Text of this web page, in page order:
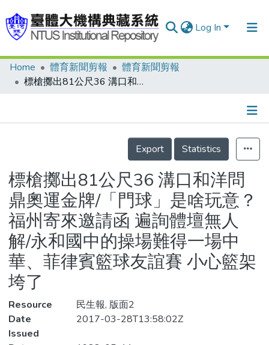
Log In
Communities & Collections
Statistics
Home 體育新聞剪報
體育新聞剪報
標槍擲出81公尺36 溝口和洋問鼎奧運金牌/「門球」是啥玩意？福州寄來邀請函 遍詢體壇無人解/永和國中的操場難得一場中華、菲律賓籃球友誼賽 小心籃架垮了
Details
Export
Statistics
標槍擲出81公尺36 溝口和洋問
鼎奧運金牌/「門球」是啥玩意？
福州寄來邀請函 遍詢體壇無人
解/永和國中的操場難得一場中
華、菲律賓籃球友誼賽 小心籃架
垮了
Resource
民生報, 版面2
Date
Issued
2017-03-28T13:58:02Z